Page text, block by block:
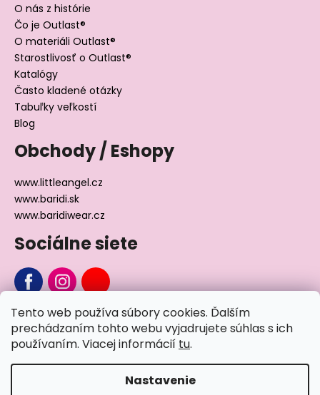
Tento web používa súbory cookies. Ďalším
prechádzaním tohto webu vyjadrujete súhlas s ich
používaním. Viacej informácií tu.
Nastavenie
O nás z histórie
Čo je Outlast®
O materiáli Outlast®
Starostlivosť o Outlast®
Katalógy
Často kladené otázky
Tabuľky veľkostí
Blog
Obchody / Eshopy
www.littleangel.cz
www.baridi.sk
www.baridiwear.cz
Sociálne siete
Chcete sa nás na niečo opýtať?